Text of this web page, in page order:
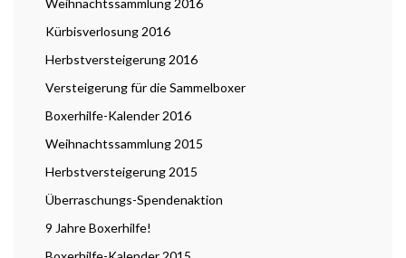
Weihnachtssammlung 2016
Kürbisverlosung 2016
Herbstversteigerung 2016
Versteigerung für die Sammelboxer
Boxerhilfe-Kalender 2016
Weihnachtssammlung 2015
Herbstversteigerung 2015
Überraschungs-Spendenaktion
9 Jahre Boxerhilfe!